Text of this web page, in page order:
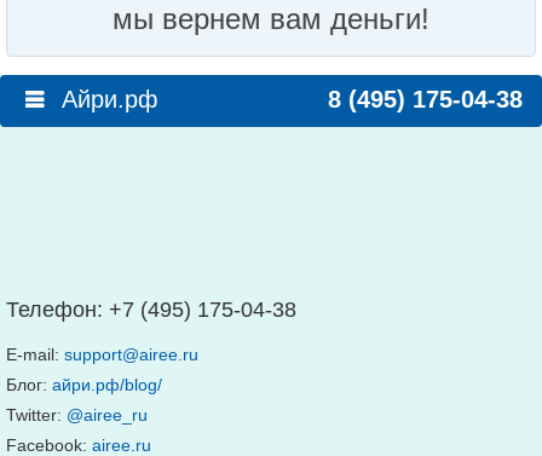
мы вернем вам деньги!
Айри.рф 8 (495) 175-04-38
Телефон: +7 (495) 175-04-38
E-mail: support@airee.ru
Блог: айри.рф/blog/
Twitter: @airee_ru
Facebook: airee.ru